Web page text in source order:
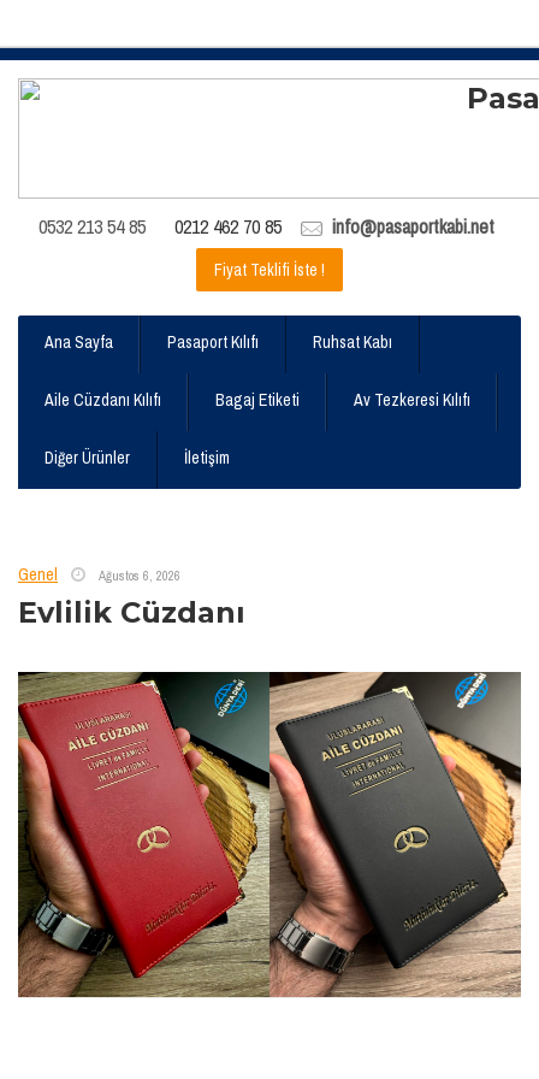
0532 213 54 85 0212 462 70 85 info@pasaportkabi.net
Fiyat Teklifi İste !
Ana Sayfa Pasaport Kılıfı Ruhsat Kabı
Aile Cüzdanı Kılıfı Bagaj Etiketi Av Tezkeresi Kılıfı
Diğer Ürünler İletişim
Genel Ağustos 6, 2026
Evlilik Cüzdanı